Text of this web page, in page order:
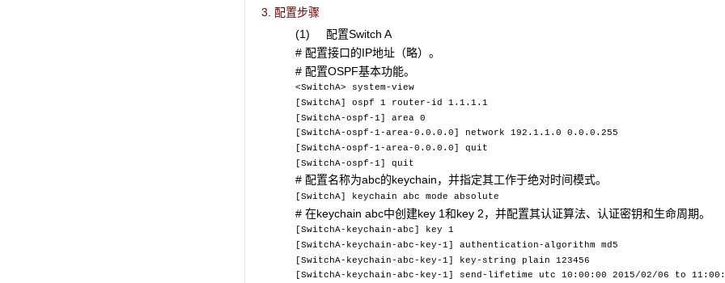
3. 配置步骤
(1) 配置Switch A
# 配置接口的IP地址（略）。
# 配置OSPF基本功能。
<SwitchA> system-view
[SwitchA] ospf 1 router-id 1.1.1.1
[SwitchA-ospf-1] area 0
[SwitchA-ospf-1-area-0.0.0.0] network 192.1.1.0 0.0.0.255
[SwitchA-ospf-1-area-0.0.0.0] quit
[SwitchA-ospf-1] quit
# 配置名称为abc的keychain，并指定其工作于绝对时间模式。
[SwitchA] keychain abc mode absolute
# 在keychain abc中创建key 1和key 2，并配置其认证算法、认证密钥和生命周期。
[SwitchA-keychain-abc] key 1
[SwitchA-keychain-abc-key-1] authentication-algorithm md5
[SwitchA-keychain-abc-key-1] key-string plain 123456
[SwitchA-keychain-abc-key-1] send-lifetime utc 10:00:00 2015/02/06 to